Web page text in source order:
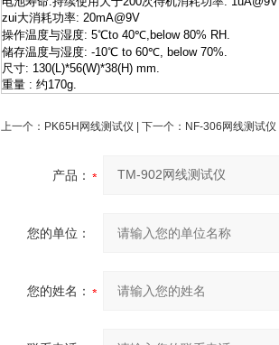
zui大消耗功率: 20mA@9V
操作温度与湿度: 5℃to 40℃,below 80% RH.
储存温度与湿度: -10℃ to 60℃, below 70%.
尺寸: 130(L)*56(W)*38(H) mm.
重量 : 约170g.
上一个： PK65H网线测试仪 | 下一个： NF-306网线测试仪
产品：
您的单位：
您的姓名：